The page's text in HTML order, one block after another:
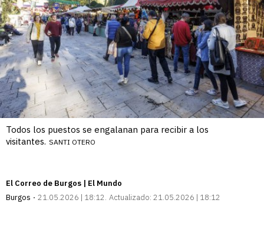
Todos los puestos se engalanan para recibir a los
visitantes. SANTI OTERO
El Correo de Burgos | El Mundo
Burgos
21.05.2026 | 18:12 Actualizado: 21.05.2026 | 18:12